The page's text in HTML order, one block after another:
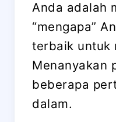
Anda adalah
“mengapa”
terbaik untuk
Menanyakan
beberapa
dalam.